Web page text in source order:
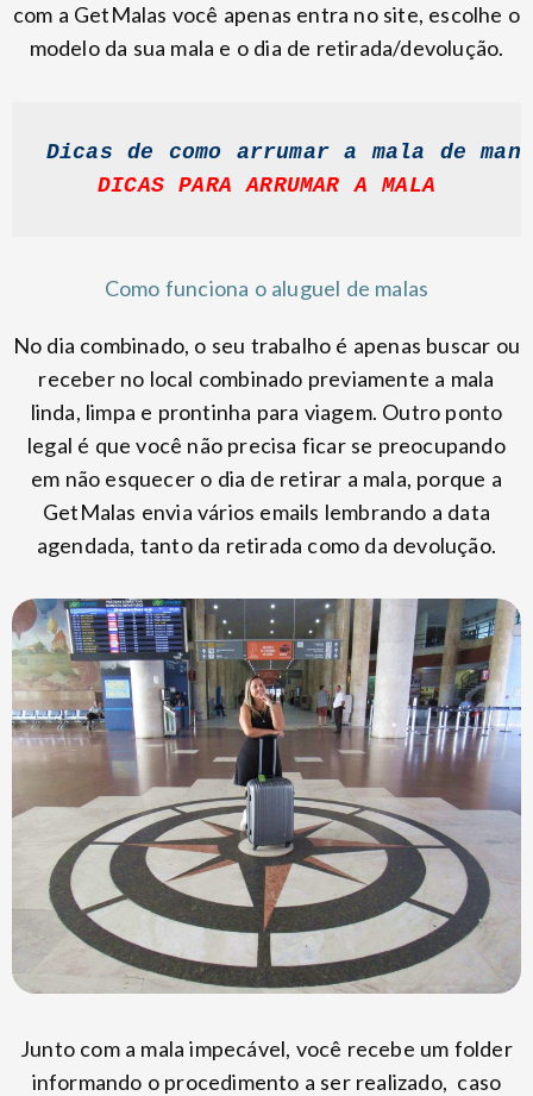
com a GetMalas você apenas entra no site, escolhe o
modelo da sua mala e o dia de retirada/devolução.
Dicas de como arrumar a mala de
DICAS PARA ARRUMAR A MALA
Como funciona o aluguel de malas
No dia combinado, o seu trabalho é apenas buscar ou
receber no local combinado previamente a mala
linda, limpa e prontinha para viagem. Outro ponto
legal é que você não precisa ficar se preocupando
em não esquecer o dia de retirar a mala, porque a
GetMalas envia vários emails lembrando a data
agendada, tanto da retirada como da devolução.
Junto com a mala impecável, você recebe um folder
informando o procedimento a ser realizado, caso